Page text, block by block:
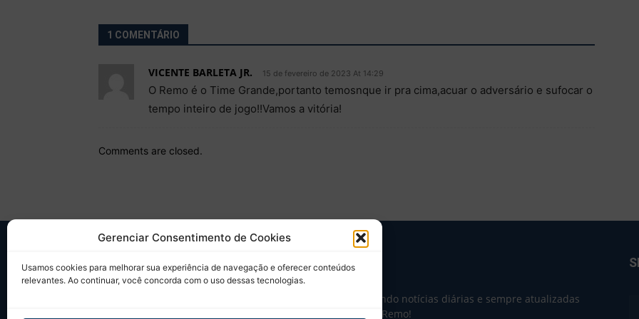
Gerenciar Consentimento de Cookies
Usamos cookies para melhorar sua experiência de navegação e oferecer conteúdos
relevantes. Ao continuar, você concorda com o uso dessas tecnologias.
1 COMENTÁRIO
VICENTE BARLETA JR. 15 de fevereiro de 2023 At 14:29
O Remo é o Time Grande,portanto temosnque ir pra cima,acuar o adversário e sufocar o
tempo inteiro de jogo!!Vamos a vitória!
Comments are closed.
SOBRE NÓS
Desde 2004 trazendo notícias diárias e sempre atualizadas
sobre o Clube do Remo!